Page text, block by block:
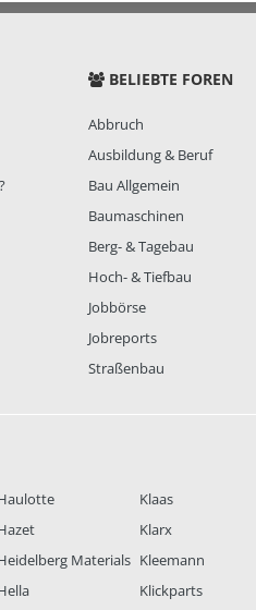
BELIEBTE FOREN
Abbruch
Ausbildung & Beruf
Bau Allgemein
Baumaschinen
Berg- & Tagebau
Hoch- & Tiefbau
Jobbörse
Jobreports
Straßenbau
Materials
Klaas
Klarx
Kleemann
Klickparts